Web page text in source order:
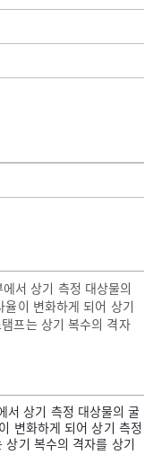
서 상기 측정 대상물의
이 변화하게 되어 상기
프는 상기 복수의 격자
서 상기 측정 대상물의 굴
변화하게 되어 상기 측정
기 복수의 격자를 상기